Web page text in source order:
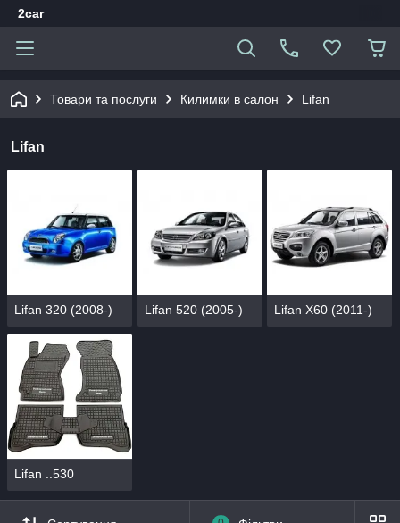
2car
Товари та послуги Килимки в салон Lifan
Lifan
Lifan 320 (2008-) Lifan 520 (2005-) Lifan X60 (2011-)
Lifan ..530